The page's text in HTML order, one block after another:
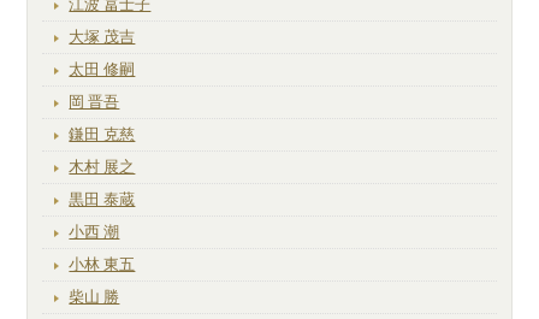
江波 冨士子
大塚 茂吉
太田 修嗣
岡 晋吾
鎌田 克慈
木村 展之
黒田 泰蔵
小西 潮
小林 東五
柴山 勝